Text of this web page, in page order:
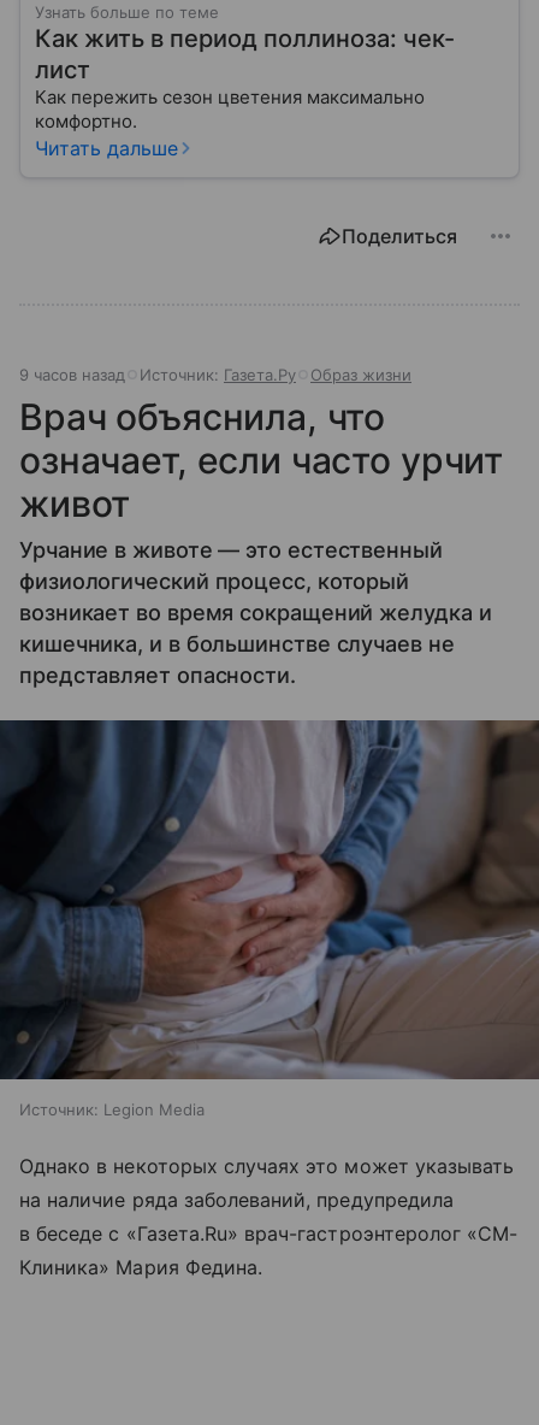
Узнать больше по теме
Как жить в период поллиноза: чек-
лист
Как пережить сезон цветения максимально
комфортно.
Читать дальше
Поделиться
9 часов назад Источник: Газета.Ру Образ жизни
Врач объяснила, что
означает, если часто урчит
живот
Урчание в животе — это естественный
физиологический процесс, который
возникает во время сокращений желудка и
кишечника, и в большинстве случаев не
представляет опасности.
Источник: Legion Media
Однако в некоторых случаях это может указывать
на наличие ряда заболеваний, предупредила
в беседе с «Газета.Ru» врач-гастроэнтеролог «СМ-
Клиника» Мария Федина.